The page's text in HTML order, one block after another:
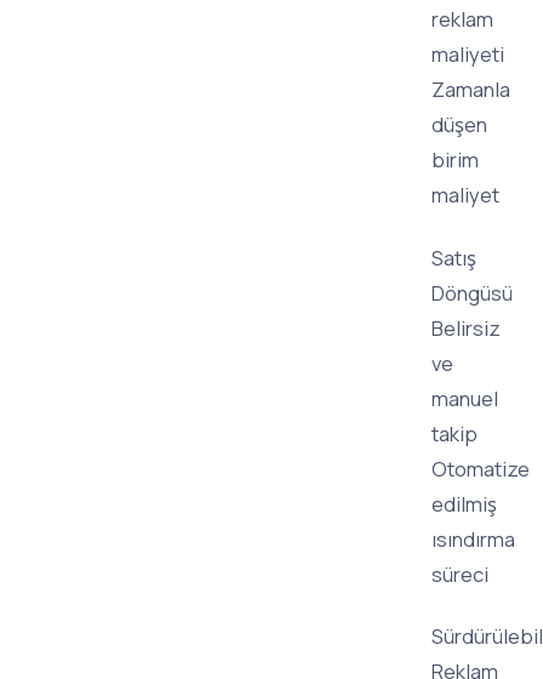
reklam
maliyeti
Zamanla
düşen
birim
maliyet
Satış
Döngüsü
Belirsiz
ve
manuel
takip
Otomatize
edilmiş
ısındırma
süreci
Reklam